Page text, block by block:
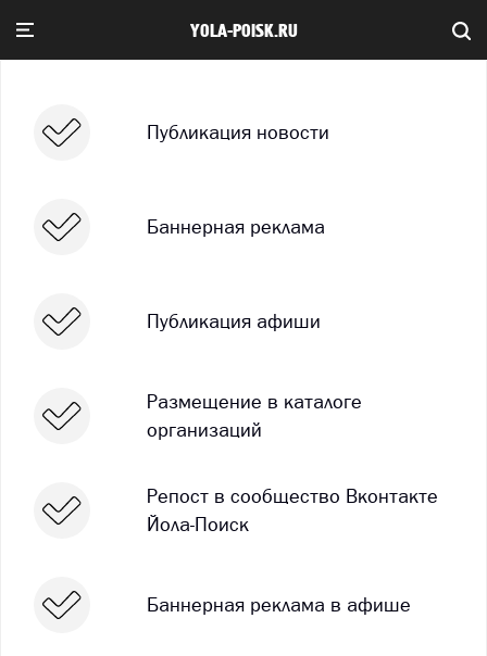
YOLA-POISK.RU
Публикация новости
Баннерная реклама
Публикация афиши
Размещение в каталоге
организаций
Репост в сообщество Вконтакте
Йола-Поиск
Баннерная реклама в афише